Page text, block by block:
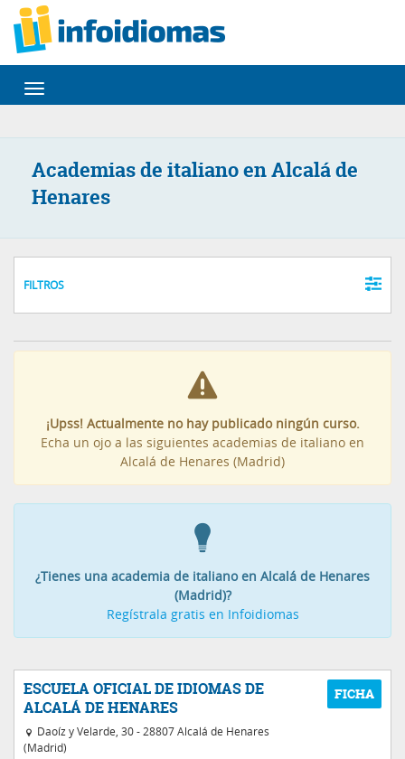
Desplegar
navegación
Academias de italiano en Alcalá de
Henares
FILTROS
¡Upss! Actualmente no hay publicado ningún curso.
Echa un ojo a las siguientes academias de italiano en
Alcalá de Henares (Madrid)
¿Tienes una academia de italiano en Alcalá de Henares
(Madrid)?
Regístrala gratis en Infoidiomas
ESCUELA OFICIAL DE IDIOMAS DE
ALCALÁ DE HENARES
Daoíz y Velarde, 30 - 28807 Alcalá de Henares
(Madrid)